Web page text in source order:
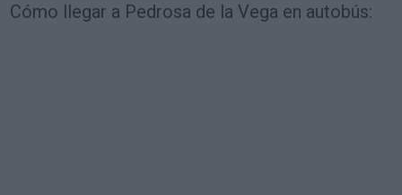
Cómo llegar a Pedrosa de la Vega en autobús: